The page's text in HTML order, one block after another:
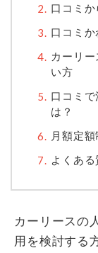
口コミ
口コミ
カーリ
い方
口コミ
は？
月額定
よくある
カーリースの
用を検討する